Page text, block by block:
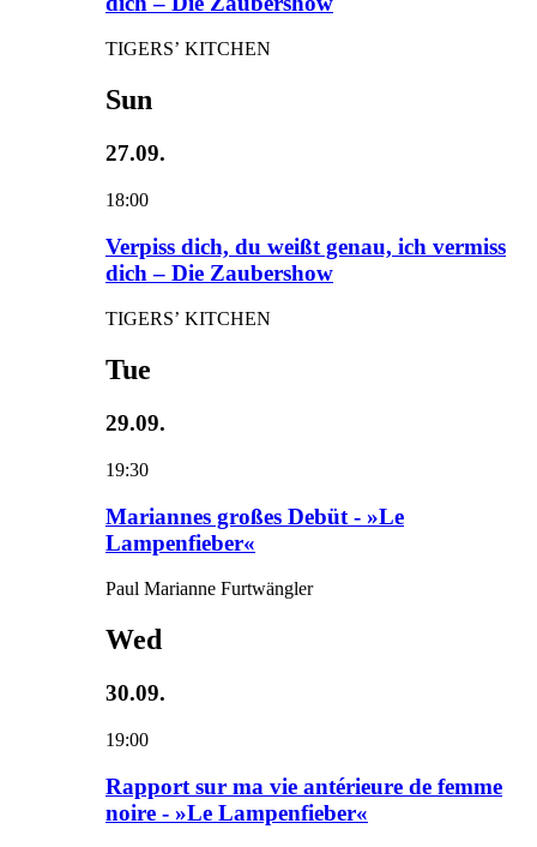
TIGERS’ KITCHEN
Sun
27.09.
18:00
Verpiss dich, du weißt genau, ich vermiss
dich – Die Zaubershow
TIGERS’ KITCHEN
Tue
29.09.
19:30
Mariannes großes Debüt - »Le
Lampenfieber«
Paul Marianne Furtwängler
Wed
30.09.
19:00
Rapport sur ma vie antérieure de femme
noire - »Le Lampenfieber«